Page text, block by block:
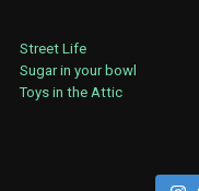
Street Life
Sugar in your bowl
Toys in the Attic